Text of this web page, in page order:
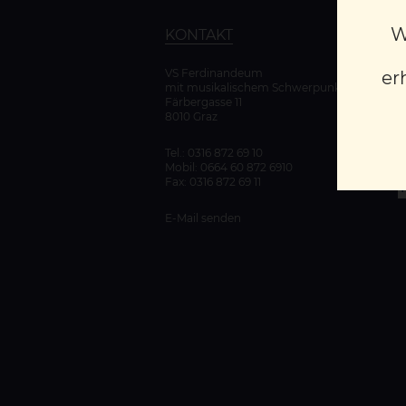
KONTAKT
VS Ferdinandeum
mit musikalischem Schwerpunkt
Färbergasse 11
8010 Graz
Tel.: 0316 872 69 10
Mobil: 0664 60 872 6910
Fax: 0316 872 69 11
E-Mail senden